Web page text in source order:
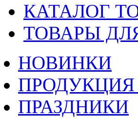
КАТАЛОГ
ТОВАРЫ
НОВИНКИ
ПРОДУКЦИЯ
ПРАЗДНИКИ